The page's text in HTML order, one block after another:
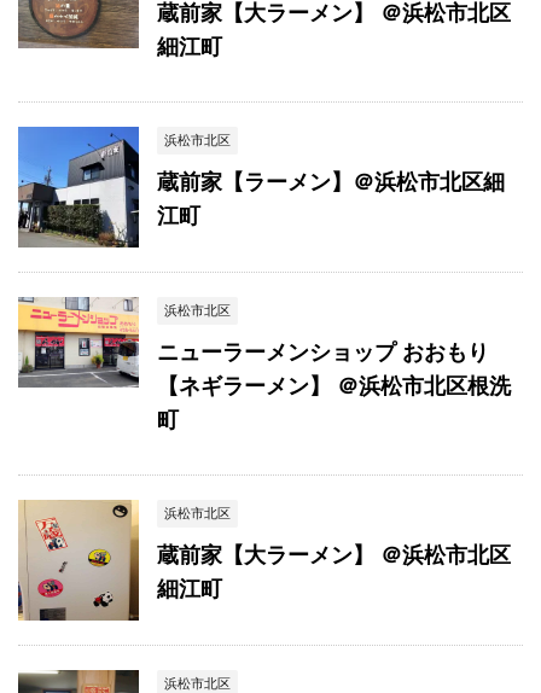
蔵前家【大ラーメン】 ＠浜松市北区
細江町
浜松市北区
蔵前家【ラーメン】＠浜松市北区細
江町
浜松市北区
ニューラーメンショップ おおもり
【ネギラーメン】 ＠浜松市北区根洗
町
浜松市北区
蔵前家【大ラーメン】 ＠浜松市北区
細江町
浜松市北区